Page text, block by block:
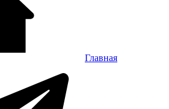
Главная